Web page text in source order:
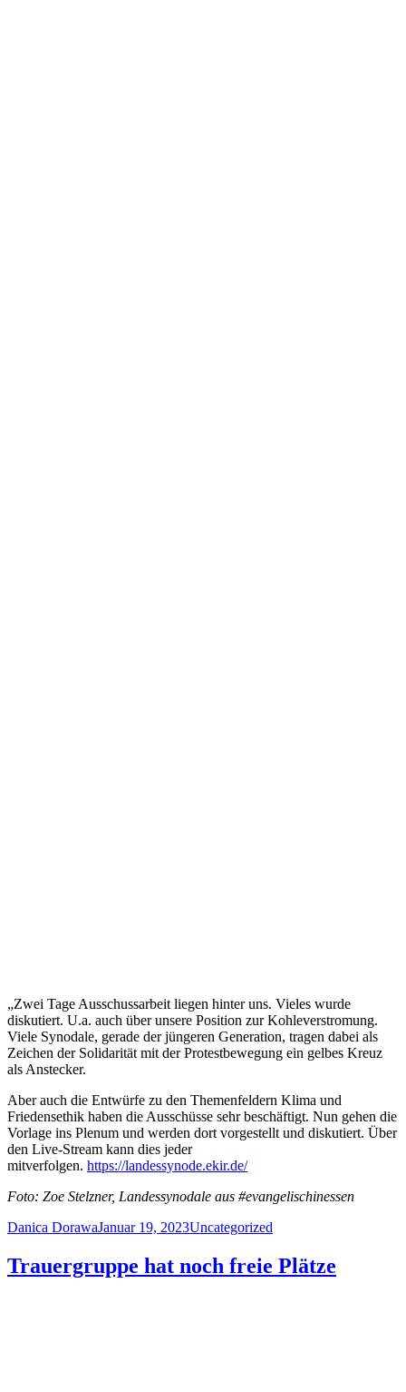
„Zwei Tage Ausschussarbeit liegen hinter uns. Vieles wurde
diskutiert. U.a. auch über unsere Position zur Kohleverstromung.
Viele Synodale, gerade der jüngeren Generation, tragen dabei als
Zeichen der Solidarität mit der Protestbewegung ein gelbes Kreuz
als Anstecker.
Aber auch die Entwürfe zu den Themenfeldern Klima und
Friedensethik haben die Ausschüsse sehr beschäftigt. Nun gehen die
Vorlage ins Plenum und werden dort vorgestellt und diskutiert. Über
den Live-Stream kann dies jeder
mitverfolgen. https://landessynode.ekir.de/
Foto: Zoe Stelzner, Landessynodale aus #evangelischinessen
Author
Danica DorawaPosted
Januar 19, 2023Categories
Uncategorized
Trauergruppe hat noch freie Plätze